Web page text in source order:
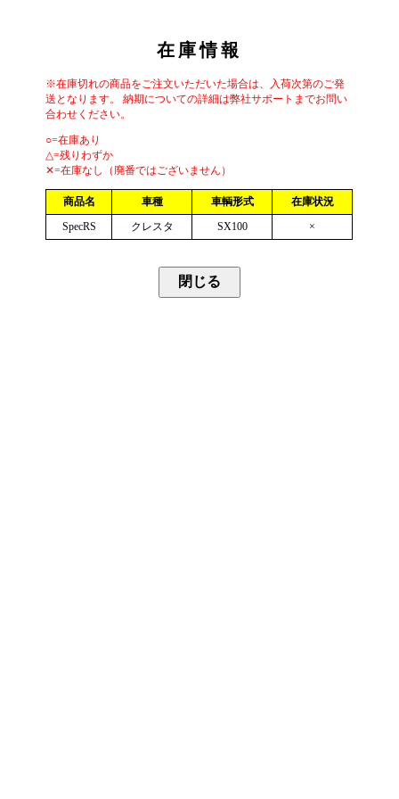
在庫情報
※在庫切れの商品をご注文いただいた場合は、入荷次第のご発
送となります。 納期についての詳細は弊社サポートまでお問い
合わせください。
○=在庫あり
△=残りわずか
✕=在庫なし（廃番ではございません）
商品名 車種 車輌形式
在庫状況
SpecRS
クレスタ SX100 ×